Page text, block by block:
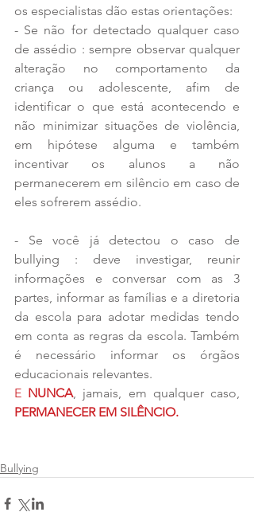
os especialistas dão estas orientações:
- Se não for detectado qualquer caso
de assédio : sempre observar qualquer
alteração no comportamento da
criança ou adolescente, afim de
identificar o que está acontecendo e
não minimizar situações de violência,
em hipótese alguma e também
incentivar os alunos a não
permanecerem em silêncio em caso de
eles sofrerem assédio.
- Se você já detectou o caso de
bullying : deve investigar, reunir
informações e conversar com as 3
partes, informar as famílias e a diretoria
da escola para adotar medidas tendo
em conta as regras da escola. Também
é necessário informar os órgãos
educacionais relevantes.
E NUNCA
PERMANECER EM SILÊNCIO.
Bullying